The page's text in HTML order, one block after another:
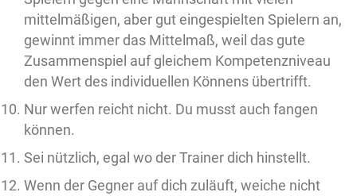
mittelmäßigen, aber gut eingespielten Spielern an,
gewinnt immer das Mittelmaß, weil das gute
Zusammenspiel auf gleichem Kompetenzniveau
den Wert des individuellen Könnens übertrifft.
Nur werfen reicht nicht. Du musst auch fangen
können.
Sei nützlich, egal wo der Trainer dich hinstellt.
Wenn der Gegner auf dich zuläuft, weiche nicht